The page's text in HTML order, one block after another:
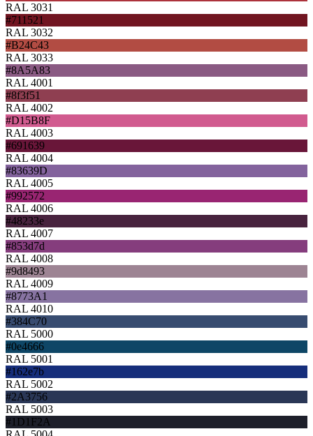
RAL 3031
#711521
RAL 3032
#B24C43
RAL 3033
#8A5A83
RAL 4001
#8f3f51
RAL 4002
#D15B8F
RAL 4003
#691639
RAL 4004
#83639D
RAL 4005
#992572
RAL 4006
#48233e
RAL 4007
#853d7d
RAL 4008
#9d8493
RAL 4009
#8773A1
RAL 4010
#384C70
RAL 5000
#0e4666
RAL 5001
#162e7b
RAL 5002
#2A3756
RAL 5003
#1D1F2A